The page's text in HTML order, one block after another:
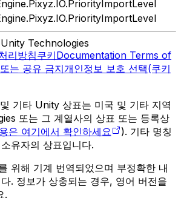
Technologies
리방침쿠키Documentation Terms of
는 공유 금지개인정보 보호 선택(쿠키
기타 Unity 상표는 미국 및 기타 지역
또는 그 계열사의 상표 또는 등록상
은 여기에서 확인하세요
). 기타 명칭
유자의 상표입니다.
위해 기계 번역되었으며 부정확한 내
. 정보가 상충되는 경우, 영어 버전을
.